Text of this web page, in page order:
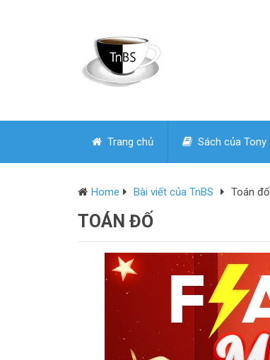
Trang chủ Sách của Tony
Home Bài viết của TnBS Toán đố
TOÁN ĐỐ